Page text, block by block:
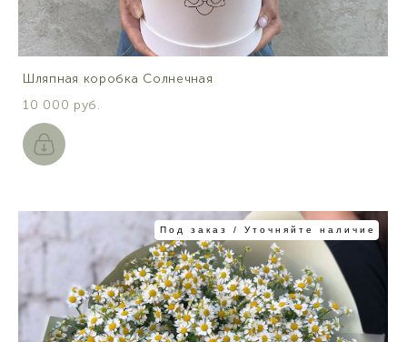
Шляпная коробка Солнечная
10 000 pуб.
Под заказ / Уточняйте наличие